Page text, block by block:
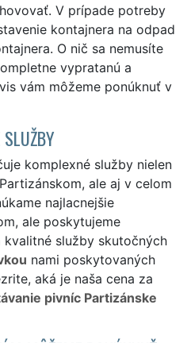
V prípade potreby
kontajnera na odpad
O nič sa nemusíte
vypratanú a
vám môžeme ponúknuť v
komplexné služby nielen
ale aj v celom
najlacnejšie
ale poskytujeme
služby skutočných
nami poskytovaných
aká je naša cena za
pivníc Partizánske